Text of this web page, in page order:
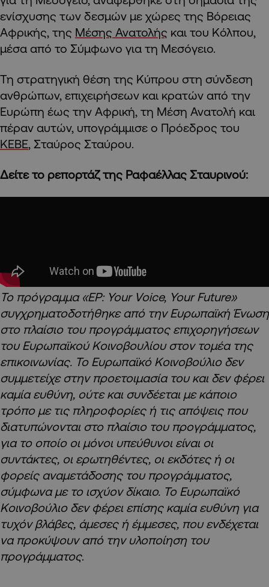
ενίσχυσης των δεσμών με χώρες της Βόρειας
Αφρικής, της Μέσης Ανατολής και του Κόλπου,
μέσα από το Σύμφωνο για τη Μεσόγειο.
Τη στρατηγική θέση της Κύπρου στη σύνδεση
ανθρώπων, επιχειρήσεων και κρατών από την
Ευρώπη έως την Αφρική, τη Μέση Ανατολή και
πέραν αυτών, υπογράμμισε ο Πρόεδρος του
ΚΕΒΕ , Σταύρος Σταύρου.
Δείτε το ρεπορτάζ της Ραφαέλλας Σταυρινού:
Το πρόγραμμα «EP: Your Voice, Your Future»
συγχρηματοδοτήθηκε από την Ευρωπαϊκή Ένωση
στο πλαίσιο του προγράμματος επιχορηγήσεων
του Ευρωπαϊκού Κοινοβουλίου στον τομέα της
επικοινωνίας. Το Ευρωπαϊκό Κοινοβούλιο δεν
συμμετείχε στην προετοιμασία του και δεν φέρει
καμία ευθύνη, ούτε και συνδέεται με κάποιο
τρόπο με τις πληροφορίες ή τις απόψεις που
διατυπώνονται στο πλαίσιο του προγράμματος,
για το οποίο οι μόνοι υπεύθυνοι είναι οι
συντάκτες, οι ερωτηθέντες, οι εκδότες ή οι
φορείς αναμετάδοσης του προγράμματος,
σύμφωνα με το ισχύον δίκαιο. Το Ευρωπαϊκό
Κοινοβούλιο δεν φέρει επίσης καμία ευθύνη για
τυχόν βλάβες, άμεσες ή έμμεσες, που ενδέχεται
να προκύψουν από την υλοποίηση του
προγράμματος.